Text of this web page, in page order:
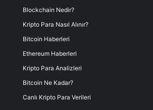
Blockchain Nedir?
Kripto Para Nasıl Alınır?
Bitcoin Haberleri
Ethereum Haberleri
Kripto Para Analizleri
Bitcoin Ne Kadar?
Canlı Kripto Para Verileri